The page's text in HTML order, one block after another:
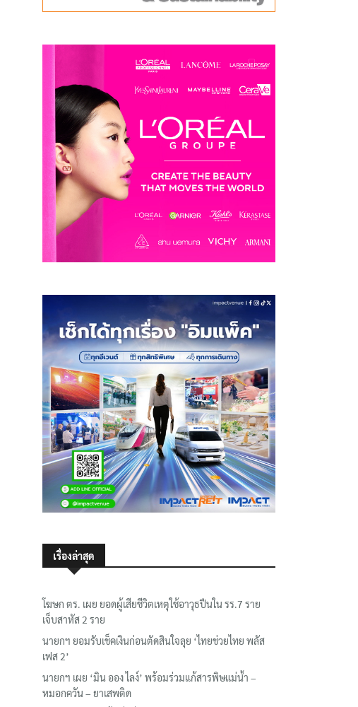
เรื่องล่าสุด
โฆษก ตร. เผย ยอดผู้เสียชีวิตเหตุใช้อาวุธปืนใน รร.7 ราย
เจ็บสาหัส 2 ราย
นายกฯ ยอมรับเช็คเงินก่อนตัดสินใจลุย ‘ไทยช่วยไทย พลัส
เฟส 2’
นายกฯ เผย ‘มิน ออง ไลง์’ พร้อมร่วมแก้สารพิษแม่น้ำ –
หมอกควัน – ยาเสพติด